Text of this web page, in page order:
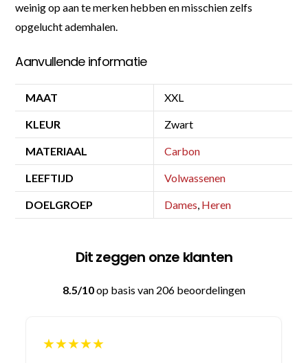
weinig op aan te merken hebben en misschien zelfs
opgelucht ademhalen.
Aanvullende informatie
MAAT XXL
KLEUR Zwart
MATERIAAL Carbon
LEEFTIJD Volwassenen
DOELGROEP Dames, Heren
Dit zeggen onze klanten
8.5/10op basis van 206 beoordelingen